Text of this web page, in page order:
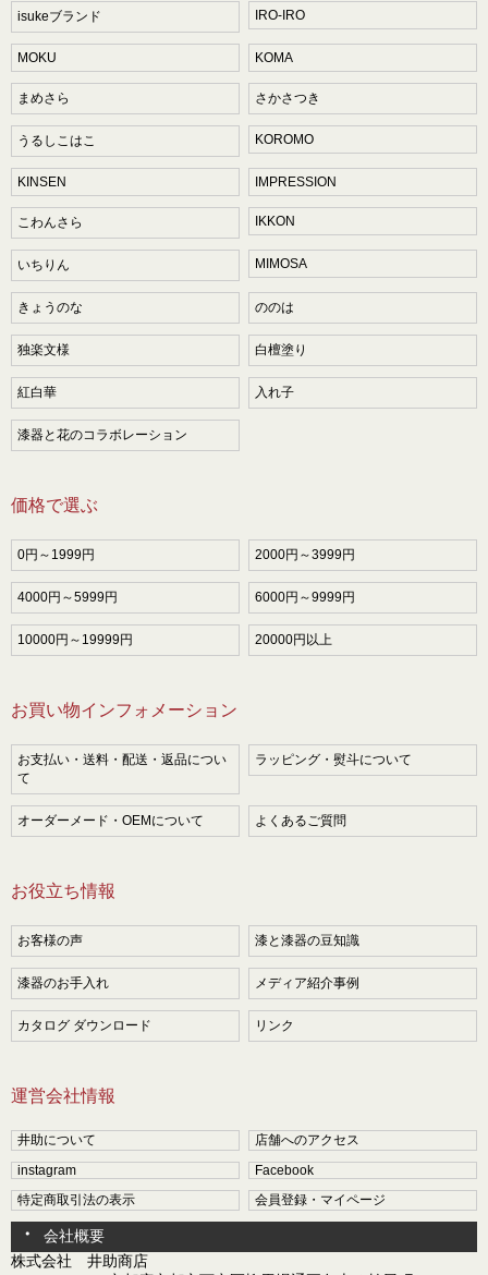
isukeブランド IRO-IRO
MOKU KOMA
まめさら さかさつき
うるしこはこ KOROMO
KINSEN IMPRESSION
こわんさら IKKON
いちりん MIMOSA
きょうのな ののは
独楽文様 白檀塗り
紅白華 入れ子
漆器と花のコラボレーション
価格で選ぶ
0円～1999円 2000円～3999円
4000円～5999円 6000円～9999円
10000円～19999円 20000円以上
お買い物インフォメーション
お支払い・送料・配送・返品につい
て
ラッピング・熨斗について
オーダーメード・OEMについて よくあるご質問
お役立ち情報
お客様の声 漆と漆器の豆知識
漆器のお手入れ メディア紹介事例
カタログ ダウンロード リンク
運営会社情報
井助について
店舗へのアクセス
instagram
Facebook
特定商取引法の表示
会員登録・マイページ
会社概要
株式会社 井助商店